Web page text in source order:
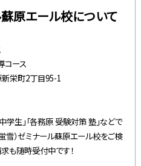
蘇原エール校について
コース
栄町2丁目95-1
生」「各務原 受験対策 塾」などで
雪）ゼミナール蘇原エール校をご検
も随時受付中です！